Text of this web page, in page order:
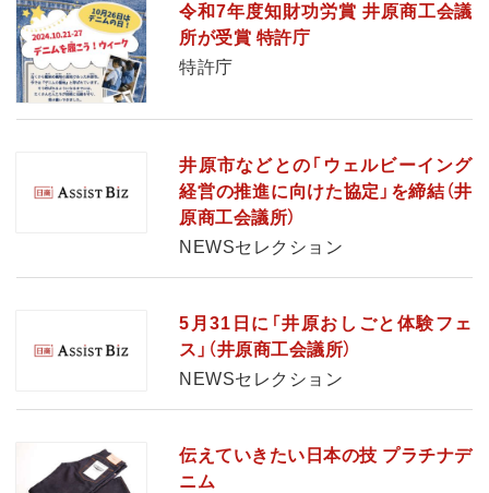
令和7年度知財功労賞 井原商工会議
所が受賞 特許庁
特許庁
井原市などとの「ウェルビーイング
経営の推進に向けた協定」を締結（井
原商工会議所）
NEWSセレクション
5月31日に「井原おしごと体験フェ
ス」（井原商工会議所）
NEWSセレクション
伝えていきたい日本の技 プラチナデ
ニム